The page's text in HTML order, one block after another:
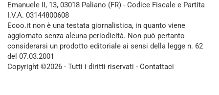
Emanuele II, 13, 03018 Paliano (FR) - Codice Fiscale e Partita
I.V.A. 03144800608
Ecoo.it non è una testata giornalistica, in quanto viene
aggiornato senza alcuna periodicità. Non può pertanto
considerarsi un prodotto editoriale ai sensi della legge n. 62
del 07.03.2001
Copyright ©2026 - Tutti i diritti riservati - Contattaci